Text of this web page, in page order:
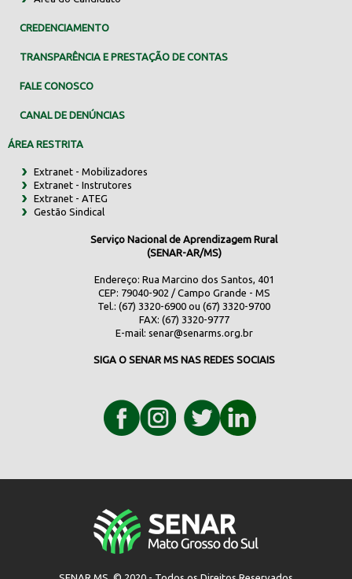
CREDENCIAMENTO
TRANSPARÊNCIA E PRESTAÇÃO DE CONTAS
FALE CONOSCO
CANAL DE DENÚNCIAS
ÁREA RESTRITA
Extranet - Mobilizadores
Extranet - Instrutores
Extranet - ATEG
Gestão Sindical
Serviço Nacional de Aprendizagem Rural
(SENAR-AR/MS)
Endereço: Rua Marcino dos Santos, 401
CEP: 79040-902 / Campo Grande - MS
Tel.: (67) 3320-6900 ou (67) 3320-9700
FAX: (67) 3320-9777
E-mail: senar@senarms.org.br
SIGA O SENAR MS NAS REDES SOCIAIS